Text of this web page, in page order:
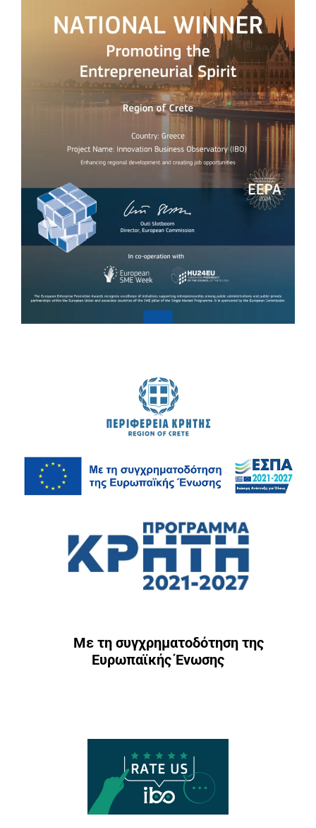
Με τη συγχρηματοδότηση της
Ευρωπαϊκής Ένωσης